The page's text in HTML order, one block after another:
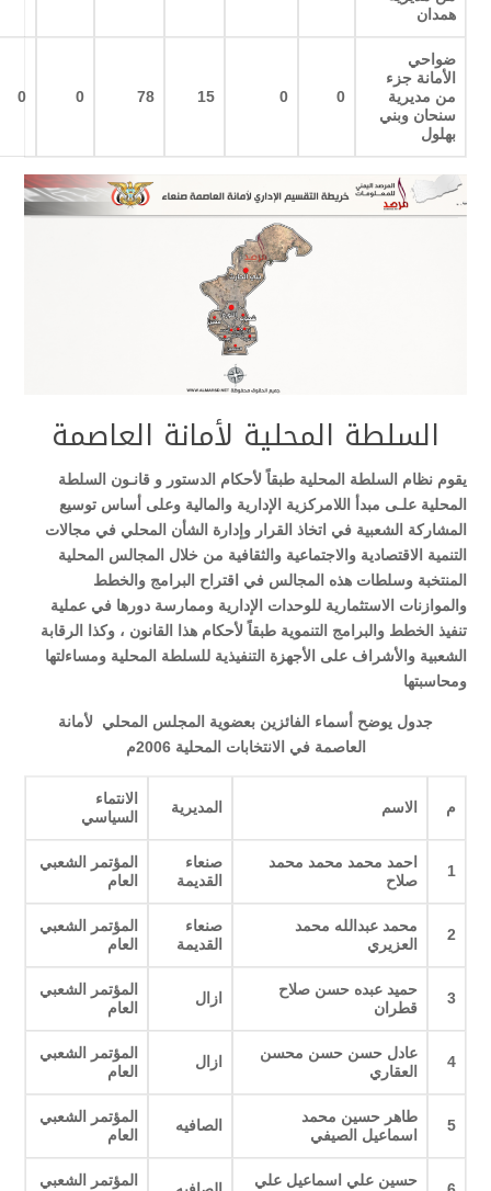
همدان
ضواحي
الأمانة جزء
من مديرية
سنحان وبني
بهلول
0
0
15
78
0
0
السلطة المحلية لأمانة العاصمة
يقوم نظام السلطة المحلية طبقاً لأحكام الدستور و قانـون السلطة
المحلية علـى مبدأ اللامركزية الإدارية والمالية وعلى أساس توسيع
المشاركة الشعبية في اتخاذ القرار وإدارة الشأن المحلي في مجالات
التنمية الاقتصادية والاجتماعية والثقافية من خلال المجالس المحلية
المنتخبة وسلطات هذه المجالس في اقتراح البرامج والخطط
والموازنات الاستثمارية للوحدات الإدارية وممارسة دورها في عملية
تنفيذ الخطط والبرامج التنموية طبقاً لأحكام هذا القانون ، وكذا الرقابة
الشعبية والأشراف على الأجهزة التنفيذية للسلطة المحلية ومساءلتها
ومحاسبتها
جدول يوضح أسماء الفائزين بعضوية المجلس المحلي لأمانة
العاصمة في الانتخابات المحلية 2006م
م الاسم المديرية
الانتماء
السياسي
1
احمد محمد محمد محمد
صلاح
صنعاء
القديمة
المؤتمر الشعبي
العام
2
محمد عبدالله محمد
العزيري
صنعاء
القديمة
المؤتمر الشعبي
العام
3
حميد عبده حسن صلاح
قطران
ازال
المؤتمر الشعبي
العام
4
عادل حسن حسن محسن
العقاري
ازال
المؤتمر الشعبي
العام
5
طاهر حسين محمد
اسماعيل الصيفي
الصافيه
المؤتمر الشعبي
العام
حسين علي اسماعيل علي
المؤتمر الشعبي